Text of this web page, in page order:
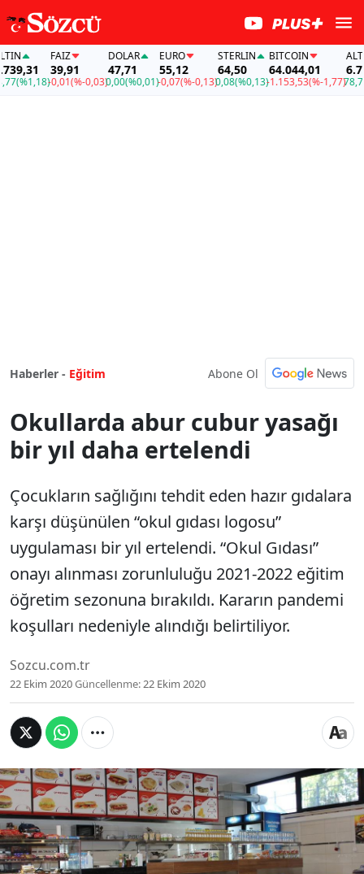
(%1,18)
FAİZ
39,91
-0,01(%-0,03)
DOLAR
47,71
0,00(%0,01)
EURO
55,12
-0,07(%-0,13)
STERLIN
64,50
0,08(%0,13)
BITCOIN
64.044,01
-1.153,53(%-1,77)
ALTIN
78,77
Haberler - Eğitim Abone Ol
Okullarda abur cubur yasağı
bir yıl daha ertelendi
Çocukların sağlığını tehdit eden hazır gıdalara
karşı düşünülen “okul gıdası logosu”
uygulaması bir yıl ertelendi. “Okul Gıdası”
onayı alınması zorunluluğu 2021-2022 eğitim
öğretim sezonuna bırakıldı. Kararın pandemi
koşulları nedeniyle alındığı belirtiliyor.
Sozcu.com.tr
22 Ekim 2020Güncellenme:22 Ekim 2020
Çocukların sağlığını tehdit eden hazır gıdalara
karşı düşünülen “okul gıdası logosu”
uygulaması bir yıl ertelendi. “Okul Gıdası” onayı